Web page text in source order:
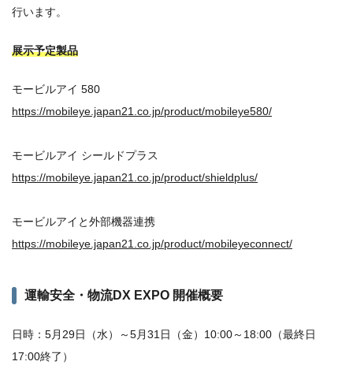
行います。
展示予定製品
モービルアイ 580
https://mobileye.japan21.co.jp/product/mobileye580/
モービルアイ シールドプラス
https://mobileye.japan21.co.jp/product/shieldplus/
モービルアイと外部機器連携
https://mobileye.japan21.co.jp/product/mobileyeconnect/
運輸安全・物流DX EXPO 開催概要
日時：5月29日（水）～5月31日（金）10:00～18:00（最終日
17:00終了）